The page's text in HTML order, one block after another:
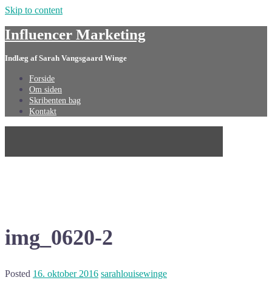
Skip to content
Influencer Marketing
Indlæg af Sarah Vangsgaard Winge
Forside
Om siden
Skribenten bag
Kontakt
img_0620-2
Posted 16. oktober 2016 sarahlouisewinge